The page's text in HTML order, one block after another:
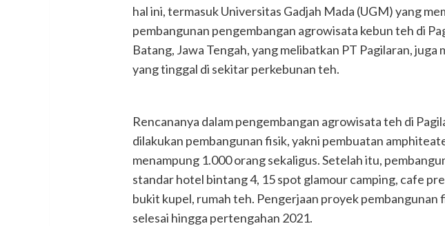
hal ini, termasuk Universitas Gadjah Mada (UGM) yang
pembangunan pengembangan agrowisata kebun teh di
Batang, Jawa Tengah, yang melibatkan PT Pagilaran, juga
yang tinggal di sekitar perkebunan teh.
Rencananya dalam pengembangan agrowisata teh di
dilakukan pembangunan fisik, yakni pembuatan
menampung 1.000 orang sekaligus. Setelah itu,
standar hotel bintang 4, 15 spot glamour camping, cafe
bukit kupel, rumah teh. Pengerjaan proyek pembangunan
selesai hingga pertengahan 2021.